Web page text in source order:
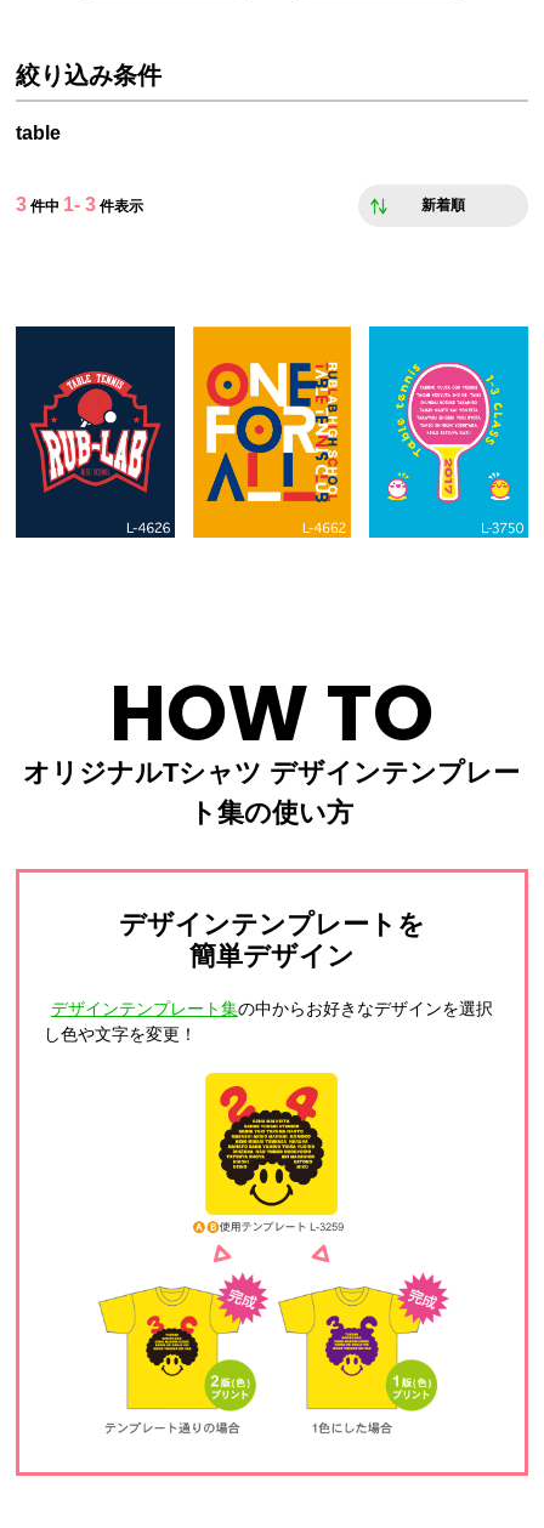
絞り込み条件
table
3 件中 1- 3 件表示 新着順
HOW TO
オリジナルTシャツ デザインテンプレー
ト集の使い方
デザインテンプレートを
簡単デザイン
デザインテンプレート集の中からお好きなデザインを選択
し色や文字を変更！